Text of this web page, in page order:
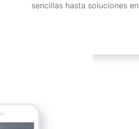
sencillas hasta soluciones